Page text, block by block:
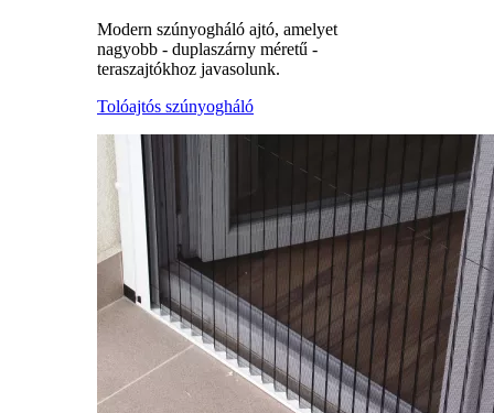
Modern szúnyogháló ajtó, amelyet
nagyobb - duplaszárny méretű -
teraszajtókhoz javasolunk.
Tolóajtós szúnyogháló